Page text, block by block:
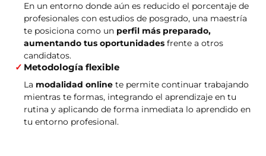
En un entorno donde aún es reducido el porcentaje de
profesionales con estudios de posgrado, una maestría
te posiciona como un perfil más preparado,
aumentando tus oportunidades frente a otros
candidatos.
Metodología flexible
La modalidad online te permite continuar trabajando
mientras te formas, integrando el aprendizaje en tu
rutina y aplicando de forma inmediata lo aprendido en
tu entorno profesional.